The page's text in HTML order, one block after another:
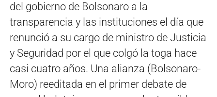
del gobierno de Bolsonaro a la
transparencia y las instituciones el día que
renunció a su cargo de ministro de Justicia
y Seguridad por el que colgó la toga hace
casi cuatro años. Una alianza (Bolsonaro-
Moro) reeditada en el primer debate de